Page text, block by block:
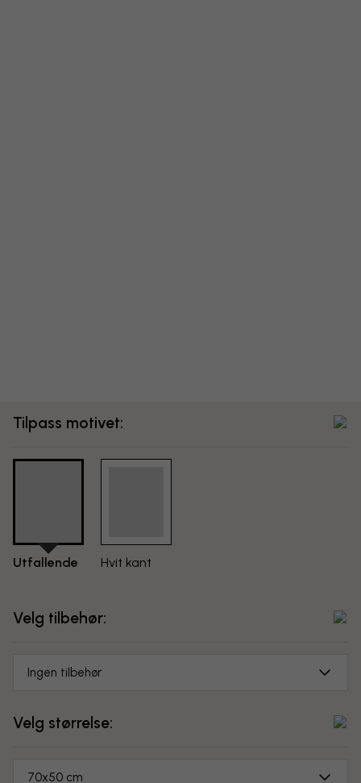
Tilpass motivet:
Utfallende Hvit kant
Velg tilbehør:
Ingen tilbehør
Velg størrelse:
70x50 cm